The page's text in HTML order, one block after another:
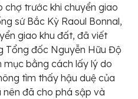
trước khi chuyển giao
sứ Bắc Kỳ Raoul Bonnal,
giao khu đất, đã viết
Tổng đốc Nguyễn Hữu Độ
bằng cách lấy lý do
tìm thấy hậu duệ của
đã cho phá sập và